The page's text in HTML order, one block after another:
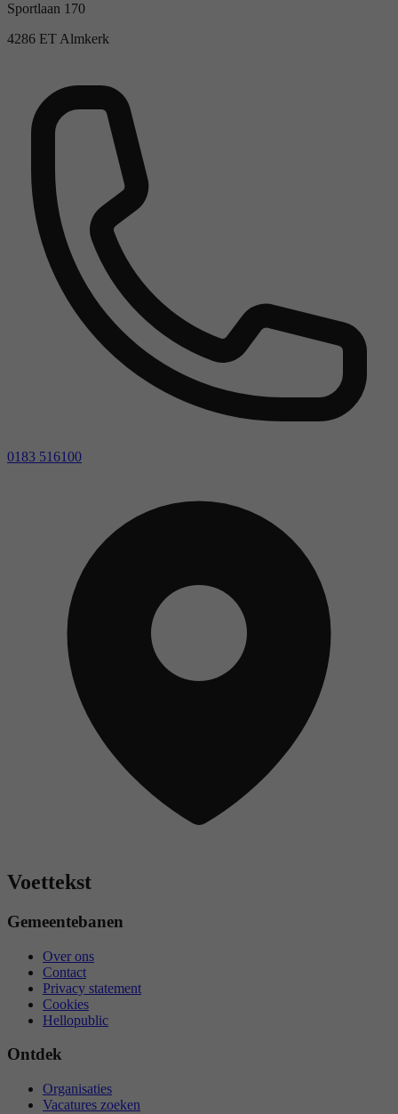
Sportlaan 170
4286 ET Almkerk
0183 516100
Voettekst
Gemeentebanen
Over ons
Contact
Privacy statement
Cookies
Hellopublic
Ontdek
Organisaties
Vacatures zoeken